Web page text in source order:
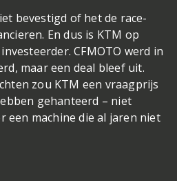
bevestigd of het de race-
En dus is KTM op
CFMOTO werd in
maar een deal bleef uit.
zou KTM een vraagprijs
gehanteerd – niet
een machine die al jaren niet